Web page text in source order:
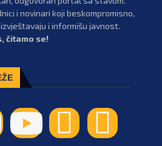
i novinari koji beskompromisno,
i informišu javnost.
čitamo se!